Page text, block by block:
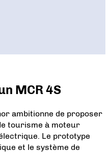
MCR 4S
ambitionne de proposer
tourisme à moteur
Le prototype
et le système de